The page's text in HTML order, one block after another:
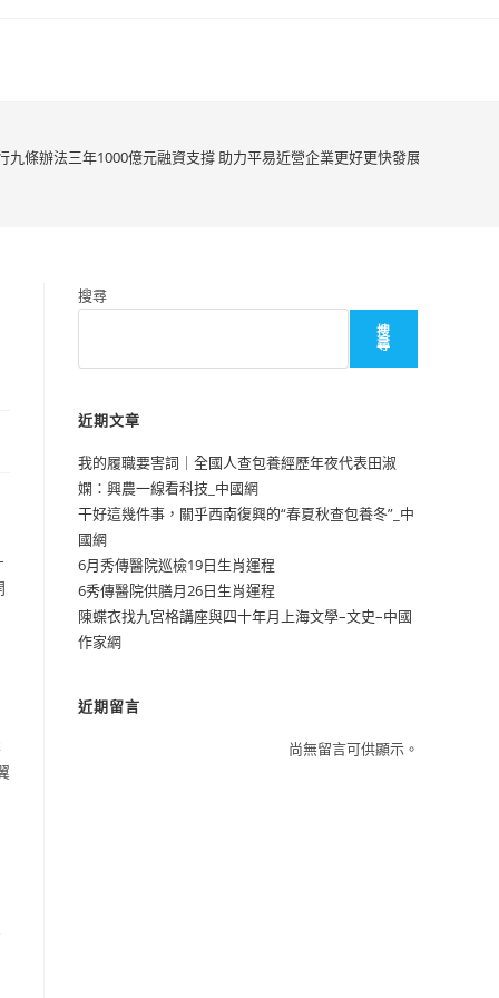
九條辦法三年1000億元融資支撐 助力平易近營企業更好更快發展
搜尋
搜
尋
近期文章
我的履職要害詞｜全國人查包養經歷年夜代表田淑
嫻：興農一線看科技_中國網
干好這幾件事，關乎西南復興的“春夏秋查包養冬”_中
國網
6月秀傳醫院巡檢19日生肖運程
6秀傳醫院供膳月26日生肖運程
陳蝶衣找九宮格講座與四十年月上海文學–文史–中國
作家網
近期留言
尚無留言可供顯示。